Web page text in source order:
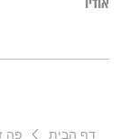
אודיו
דף הבית פה